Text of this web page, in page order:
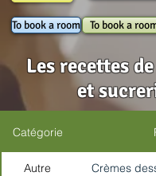
To book a room To book a
Les recettes
et
Catégorie
Autre Crèmes